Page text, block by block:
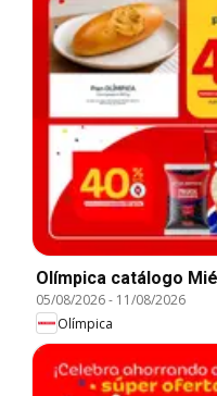
Olímpica catálogo
05/08/2026- 11/08/2026
Olímpica